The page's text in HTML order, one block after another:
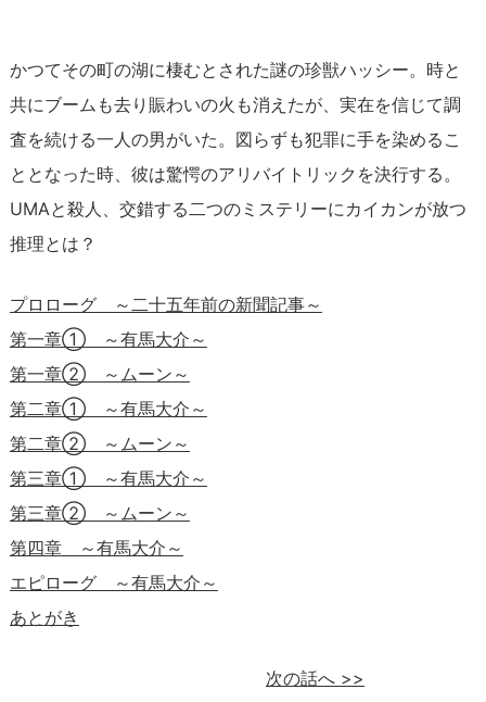
かつてその町の湖に棲むとされた謎の珍獣ハッシー。時と
共にブームも去り賑わいの火も消えたが、実在を信じて調
査を続ける一人の男がいた。図らずも犯罪に手を染めるこ
ととなった時、彼は驚愕のアリバイトリックを決行する。
UMAと殺人、交錯する二つのミステリーにカイカンが放つ
推理とは？
プロローグ ～二十五年前の新聞記事～
第一章① ～有馬大介～
第一章② ～ムーン～
第二章① ～有馬大介～
第二章② ～ムーン～
第三章① ～有馬大介～
第三章② ～ムーン～
第四章 ～有馬大介～
エピローグ ～有馬大介～
あとがき
次の話へ>>